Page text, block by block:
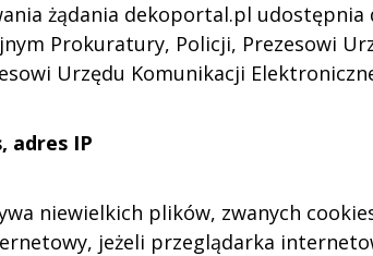
żądania dekoportal.pl
Prokuratury, Policji, Prezesowi
Urzędu Komunikacji
adres IP
niewielkich plików, zwanych
jeżeli przeglądarka